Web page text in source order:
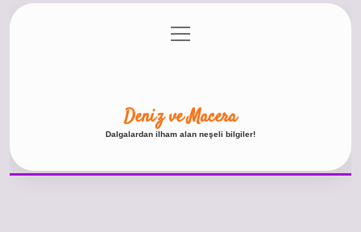
Gizlilik Politikası
menüyü
aç
Deniz ve Macera
Dalgalardan ilham alan neşeli bilgiler!